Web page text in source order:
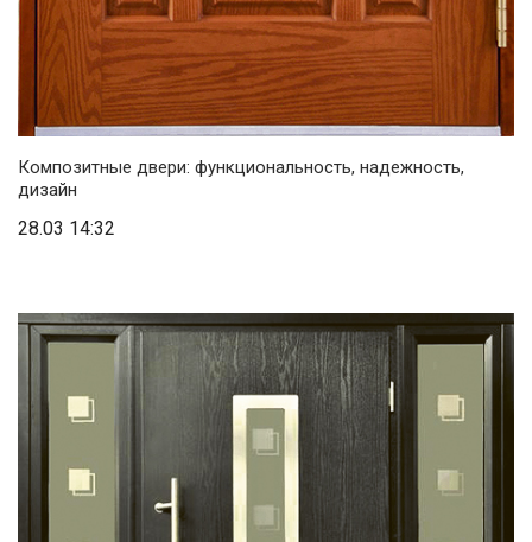
Композитные двери: функциональность, надежность,
дизайн
28.03 14:32